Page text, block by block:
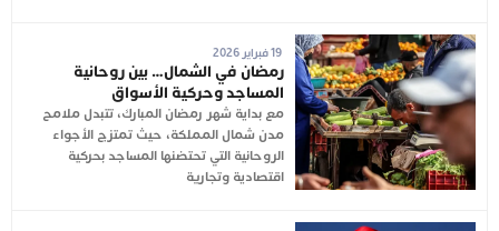
19 فبراير 2026
رمضان في الشمال… بين روحانية
المساجد وحركية الأسواق
مع بداية شهر رمضان المبارك، تتبدل ملامح
مدن شمال المملكة، حيث تمتزج الأجواء
الروحانية التي تحتضنها المساجد بحركية
اقتصادية وتجارية